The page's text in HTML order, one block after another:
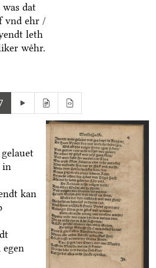
dat
vnd ehr /
leth
weͤhr.
in
kan
egen